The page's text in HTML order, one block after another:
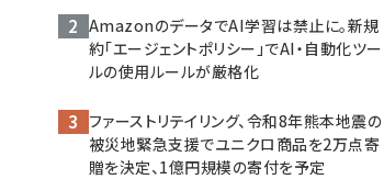
AmazonのデータでAI学習は禁止に。新規
約「エージェントポリシー」でAI・自動化ツー
ルの使用ルールが厳格化
ファーストリテイリング、令和8年熊本地震の
被災地緊急支援でユニクロ商品を2万点寄
贈を決定、1億円規模の寄付を予定